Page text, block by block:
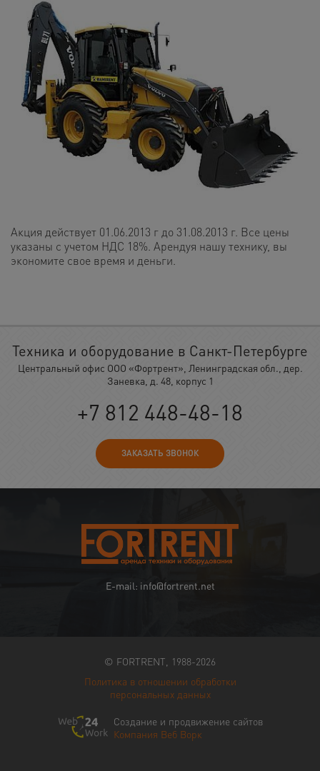
Акция действует 01.06.2013 г до 31.08.2013 г. Все цены
указаны с учетом НДС 18%. Арендуя нашу технику, вы
экономите свое время и деньги.
Техника и оборудование в Санкт-Петербурге
Центральный офис ООО «Фортрент», Ленинградская обл., дер.
Заневка, д. 48, корпус 1
+7 812 448-48-18
ЗАКАЗАТЬ ЗВОНОК
E-mail: info@fortrent.net
© FORTRENT, 1988-2026
Политика в отношении обработки
персональных данных
Создание и продвижение сайтов
Компания Веб Ворк